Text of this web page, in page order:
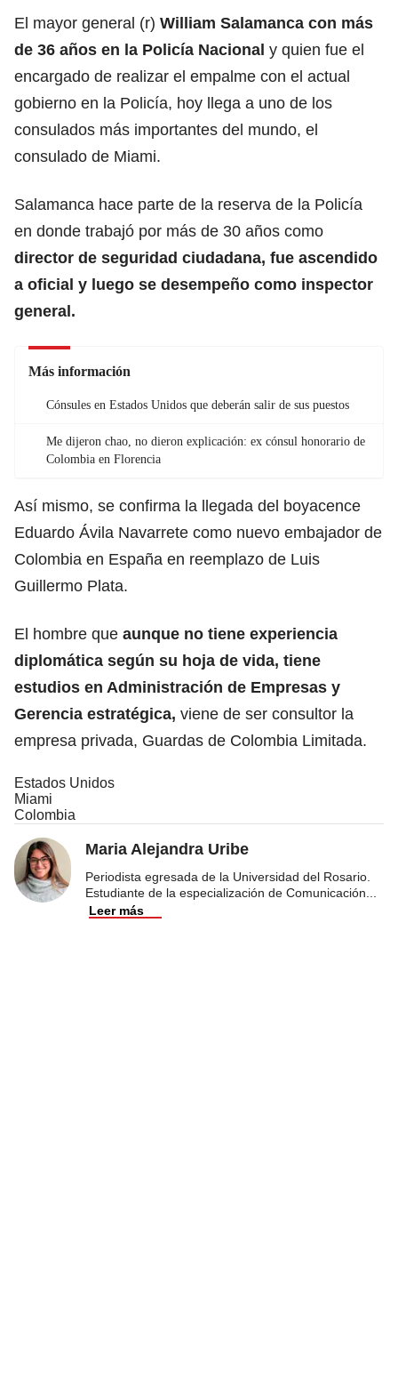
El mayor general (r) William Salamanca con más
de 36 años en la Policía Nacional y quien fue el
encargado de realizar el empalme con el actual
gobierno en la Policía, hoy llega a uno de los
consulados más importantes del mundo, el
consulado de Miami.
Salamanca hace parte de la reserva de la Policía
en donde trabajó por más de 30 años como
director de seguridad ciudadana, fue ascendido
a oficial y luego se desempeño como inspector
general.
Más información
Cónsules en Estados Unidos que deberán salir de sus puestos
Me dijeron chao, no dieron explicación: ex cónsul honorario de
Colombia en Florencia
Así mismo, se confirma la llegada del boyacence
Eduardo Ávila Navarrete como nuevo embajador de
Colombia en España en reemplazo de Luis
Guillermo Plata.
El hombre que aunque no tiene experiencia
diplomática según su hoja de vida, tiene
estudios en Administración de Empresas y
Gerencia estratégica, viene de ser consultor la
empresa privada, Guardas de Colombia Limitada.
Estados Unidos
Miami
Colombia
Maria Alejandra Uribe
Periodista egresada de la Universidad del Rosario.
Estudiante de la especialización de Comunicación
Leer más